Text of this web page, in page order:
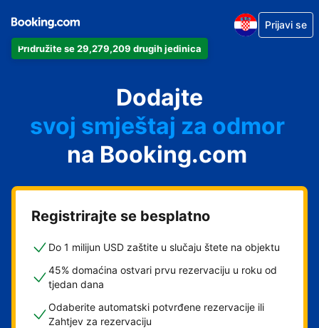
Pridružite se 29,279,209 drugih jedinica
Prijavi se
Dodajte
svoj apartman
svoj hotel
svoj smještaj za odmor
svoj privatni smještaj
svoj smještaj s doručkom
na Booking.com
Registrirajte se besplatno
Do 1 milijun USD zaštite u slučaju štete na objektu
45% domaćina ostvari prvu rezervaciju u roku od
tjedan dana
Odaberite automatski potvrđene rezervacije ili
Zahtjev za rezervaciju